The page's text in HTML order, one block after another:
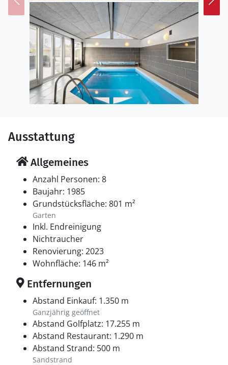
Ausstattung
Allgemeines
Anzahl Personen: 8
Baujahr: 1985
Grundstücksfläche: 801 m²
Garten
Inkl. Endreinigung
Nichtraucher
Renovierung: 2023
Wohnfläche: 146 m²
Entfernungen
Abstand Einkauf: 1.350 m
Ganzjährig geöffnet
Abstand Golfplatz: 17.255 m
Abstand Restaurant: 1.290 m
Abstand Strand: 500 m
Sandstrand